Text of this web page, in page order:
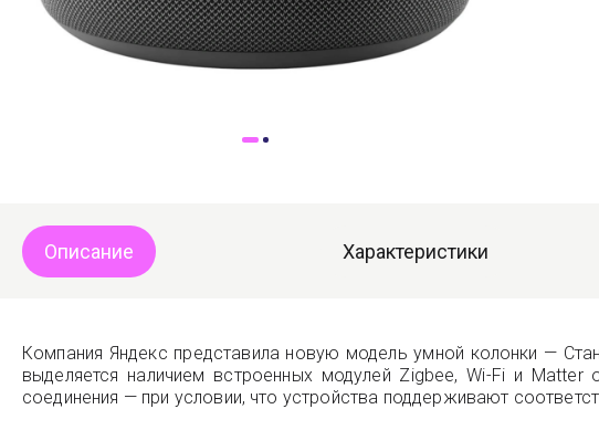
Trade-In
Описание Характеристики
Компания Яндекс представила новую модель умной колонки —
выделяется наличием встроенных модулей Zigbee, Wi-Fi и
соединения — при условии, что устройства поддерживают